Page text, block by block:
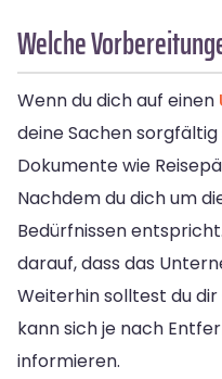
Welche
Wenn du dich auf einen
deine Sachen
Dokumente wie
Nachdem du dich um
Bedürfnissen
darauf, dass das
Weiterhin solltest du
kann sich je nach
informieren.